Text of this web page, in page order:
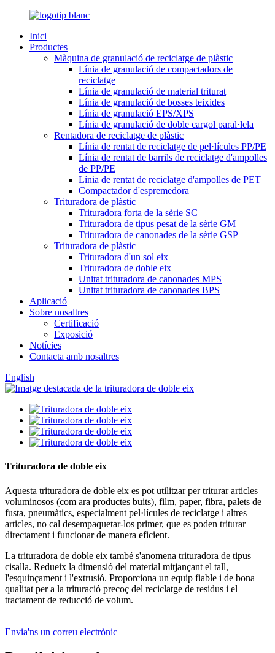
Inici
Productes
Màquina de granulació de reciclatge de plàstic
Línia de granulació de compactadors de
reciclatge
Línia de granulació de material triturat
Línia de granulació de bosses teixides
Línia de granulació EPS/XPS
Línia de granulació de doble cargol paral·lela
Rentadora de reciclatge de plàstic
Línia de rentat de reciclatge de pel·lícules PP/PE
Línia de rentat de barrils de reciclatge d'ampolles
de PP/PE
Línia de rentat de reciclatge d'ampolles de PET
Compactador d'espremedora
Trituradora de plàstic
Trituradora forta de la sèrie SC
Trituradora de tipus pesat de la sèrie GM
Trituradora de canonades de la sèrie GSP
Trituradora de plàstic
Trituradora d'un sol eix
Trituradora de doble eix
Unitat trituradora de canonades MPS
Unitat trituradora de canonades BPS
Aplicació
Sobre nosaltres
Certificació
Exposició
Notícies
Contacta amb nosaltres
English
Trituradora de doble eix
Aquesta trituradora de doble eix es pot utilitzar per triturar articles
voluminosos (com ara productes buits), film, paper, fibra, palets de
fusta, pneumàtics, especialment pel·lícules de reciclatge i altres
articles, no cal desempaquetar-los primer, que es poden triturar
directament i funcionar de manera eficient.
La trituradora de doble eix també s'anomena trituradora de tipus
cisalla. Redueix la dimensió del material mitjançant el tall,
l'esquinçament i l'extrusió. Proporciona un equip fiable i de bona
qualitat per a la trituració precoç del reciclatge de residus i el
tractament de reducció de volum.
Envia'ns un correu electrònic